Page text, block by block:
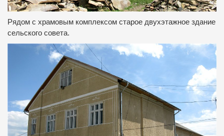
Рядом с храмовым комплексом старое двухэтажное здание
сельского совета.